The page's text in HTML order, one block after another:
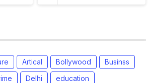
Artical Bollywood
Businss
Delhi
education